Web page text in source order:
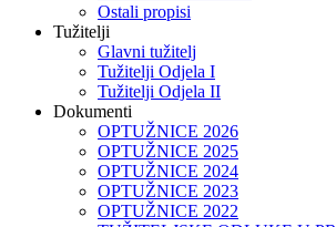
Ostali propisi
Tužitelji
Glavni tužitelj
Tužitelji Odjela I
Tužitelji Odjela II
Dokumenti
OPTUŽNICE 2026
OPTUŽNICE 2025
OPTUŽNICE 2024
OPTUŽNICE 2023
OPTUŽNICE 2022